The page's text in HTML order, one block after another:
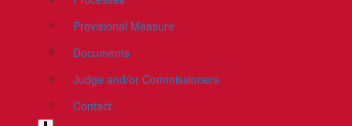
Provisional Measure
Documents
Judge and/or Commissioners
Contact